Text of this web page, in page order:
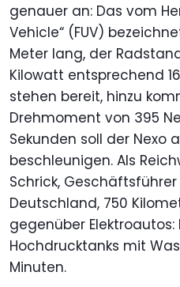
genauer an: Das vom
Vehicle“ (FUV)
Meter lang, der
Kilowatt entsprechend
stehen bereit, hinzu
Drehmoment von 395
Sekunden soll der Nexo
beschleunigen. Als
Schrick,
Deutschland, 750
gegenüber
Hochdrucktanks mit
Minuten.